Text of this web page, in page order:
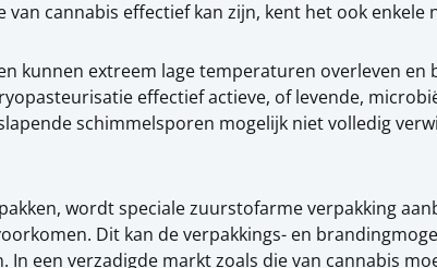
cannabis effectief kan zijn, kent het ook enkele
kunnen extreem lage temperaturen overleven
effectief actieve, of levende,
schimmelsporen mogelijk niet volledig
wordt speciale zuurstofarme verpakking
Dit kan de verpakkings- en
In een verzadigde markt zoals die van cannabis